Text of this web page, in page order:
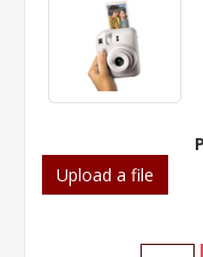
Upload a file